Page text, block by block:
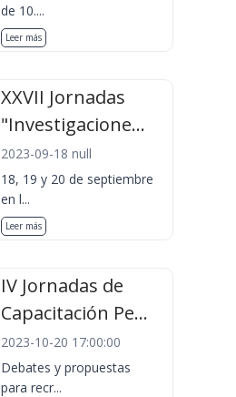
de 10....
Leer más
XXVII Jornadas
"Investigacione...
2023-09-18 null
18, 19 y 20 de septiembre
en l...
Leer más
IV Jornadas de
Capacitación Pe...
2023-10-20 17:00:00
Debates y propuestas
para recr...